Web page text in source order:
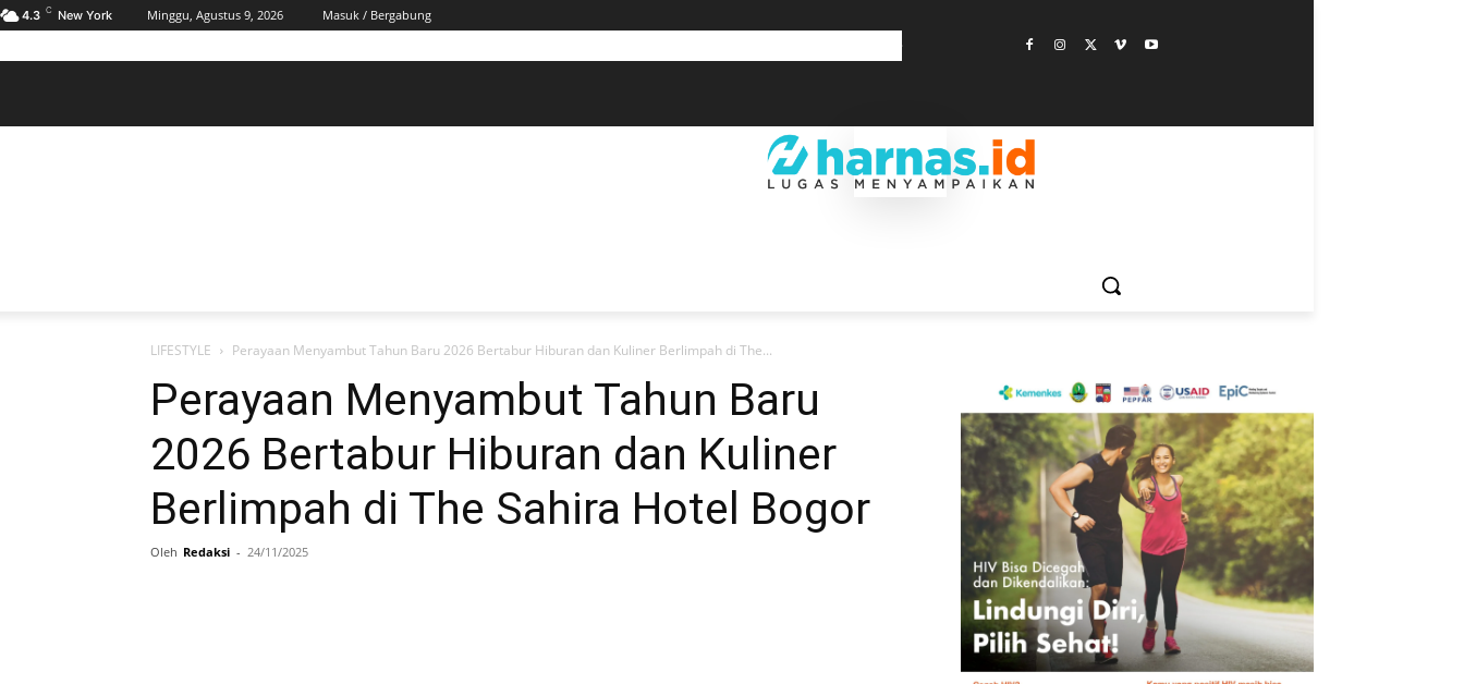
4.3 C New York Minggu, Agustus 9, 2026
Masuk / Bergabung
LIFESTYLE Perayaan Menyambut Tahun Baru 2026 Bertabur Hiburan dan Kuliner Berlimpah di The...
Perayaan Menyambut Tahun Baru
2026 Bertabur Hiburan dan Kuliner
Berlimpah di The Sahira Hotel Bogor
Oleh Redaksi - 24/11/2025